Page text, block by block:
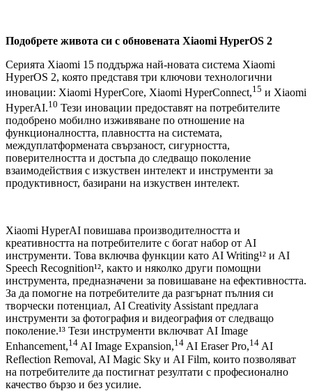
Подобрете живота си с обновената Xiaomi HyperOS 2
Серията Xiaomi 15 поддържа най-новата система Xiaomi
HyperOS 2, която представя три ключови технологични
иновации: Xiaomi HyperCore, Xiaomi HyperConnect,15 и Xiaomi
HyperAI.10 Тези иновации предоставят на потребителите
подобрено мобилно изживяване по отношение на
функционалността, плавността на системата,
междуплатформената свързаност, сигурността,
поверителността и достъпа до следващо поколение
взаимодействия с изкуствен интелект и инструменти за
продуктивност, базирани на изкуствен интелект.
Xiaomi HyperAI повишава производителността и
креативността на потребителите с богат набор от AI
инструменти. Това включва функции като AI Writing¹² и AI
Speech Recognition¹², както и няколко други помощни
инструмента, предназначени за повишаване на ефективността.
За да помогне на потребителите да разгърнат пълния си
творчески потенциал, AI Creativity Assistant предлага
инструменти за фотография и видеография от следващо
поколение.¹³ Тези инструменти включват AI Image
Enhancement,14 AI Image Expansion,14 AI Eraser Pro,14 AI
Reflection Removal, AI Magic Sky и AI Film, които позволяват
на потребителите да постигнат резултати с професионално
качество бързо и без усилие.